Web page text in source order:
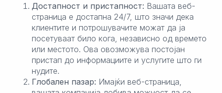
Достапност и пристапност: Вашата веб-
страница е достапна 24/7, што значи дека
клиентите и потрошувачите можат да ја
посетуваат било кога, независно од времето
или местото. Ова овозможува постојан
пристап до информациите и услугите што ги
нудите.
Глобален пазар: Имајќи веб-страница,